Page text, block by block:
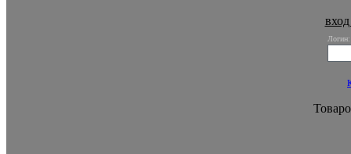
Логин: